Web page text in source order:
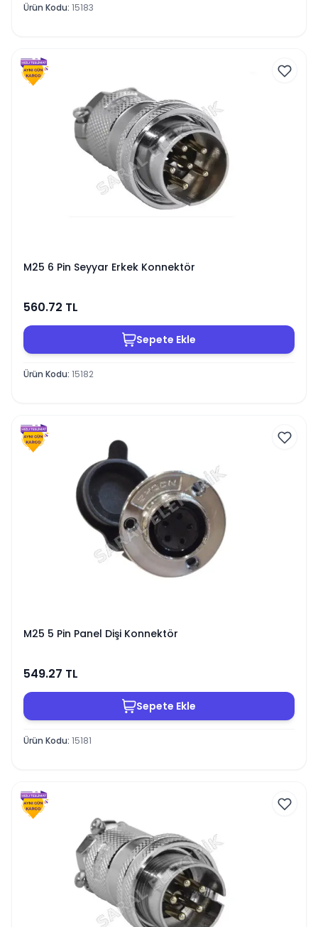
Ürün Kodu: 15183
M25 6 Pin Seyyar Erkek Konnektör
560.72 TL
Sepete Ekle
Ürün Kodu: 15182
M25 5 Pin Panel Dişi Konnektör
549.27 TL
Sepete Ekle
Ürün Kodu: 15181